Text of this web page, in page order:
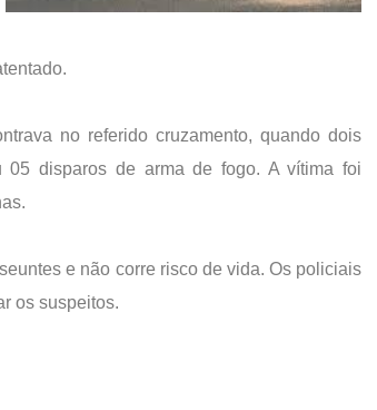
no referido cruzamento, quando dois
disparos de arma de fogo. A vítima foi
e não corre risco de vida. Os policiais
os suspeitos.